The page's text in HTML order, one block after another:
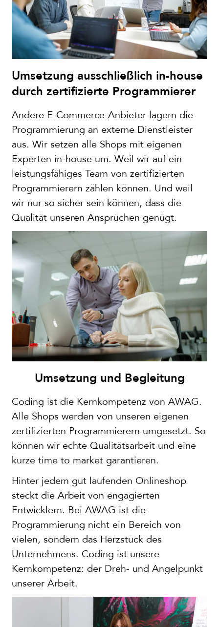
Umsetzung ausschließlich in-house
durch zertifizierte Programmierer
Andere E-Commerce-Anbieter lagern die
Programmierung an externe Dienstleister
aus. Wir setzen alle Shops mit eigenen
Experten in-house um. Weil wir auf ein
leistungsfähiges Team von zertifizierten
Programmierern zählen können. Und weil
wir nur so sicher sein können, dass die
Qualität unseren Ansprüchen genügt.
Umsetzung und Begleitung
Coding ist die Kernkompetenz von AWAG.
Alle Shops werden von unseren eigenen
zertifizierten Programmierern umgesetzt. So
können wir echte Qualitätsarbeit und eine
kurze time to market garantieren.
Hinter jedem gut laufenden Onlineshop
steckt die Arbeit von engagierten
Entwicklern. Bei AWAG ist die
Programmierung nicht ein Bereich von
vielen, sondern das Herzstück des
Unternehmens. Coding ist unsere
Kernkompetenz: der Dreh- und Angelpunkt
unserer Arbeit.